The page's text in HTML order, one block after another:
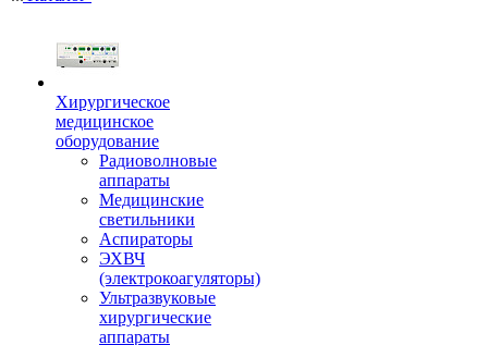
Хирургическое
медицинское
оборудование
Радиоволновые
аппараты
Медицинские
светильники
Аспираторы
ЭХВЧ
(электрокоагуляторы)
Ультразвуковые
хирургические
аппараты